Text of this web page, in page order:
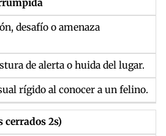
Reacción
Observada
Práctica
en
Reales
desafío o amenaza
de alerta o huida del lugar.
rígido al conocer a un felino.
cerrados 2s)